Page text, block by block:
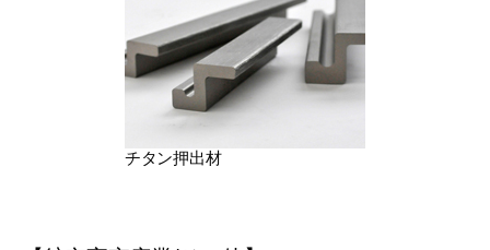
チタン押出材